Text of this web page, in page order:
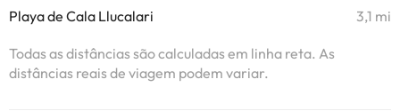
Playa de Cala Llucalari 3,1 mi
Todas as distâncias são calculadas em linha reta. As
distâncias reais de viagem podem variar.